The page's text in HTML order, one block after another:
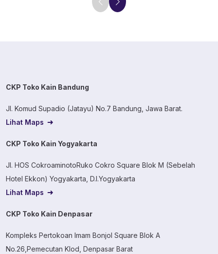
CKP Toko Kain Bandung
Jl. Komud Supadio (Jatayu) No.7 Bandung, Jawa Barat.
Lihat Maps
CKP Toko Kain Yogyakarta
Jl. HOS CokroaminotoRuko Cokro Square Blok M (Sebelah
Hotel Ekkon) Yogyakarta, D.I.Yogyakarta
Lihat Maps
CKP Toko Kain Denpasar
Kompleks Pertokoan Imam Bonjol Square Blok A
No.26,Pemecutan Klod, Denpasar Barat